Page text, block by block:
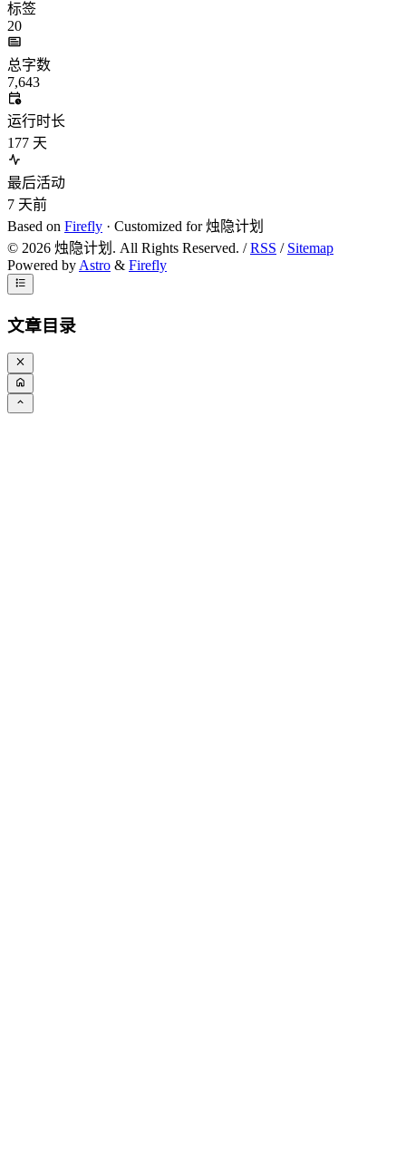
标签
20
总字数
7,643
运行时长
177 天
最后活动
7 天前
Based on Firefly · Customized for 烛隐计划
© 2026 烛隐计划. All Rights Reserved. /RSS / Sitemap
Powered byAstro & Firefly
文章目录